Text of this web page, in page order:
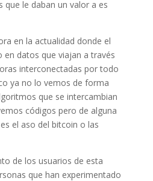
le daban un valor a es
en la actualidad donde el
en datos que viajan a través
interconectadas por todo
ya no lo vemos de forma
que se intercambian
códigos pero de alguna
el aso del bitcoin o las
de los usuarios de esta
que han experimentado